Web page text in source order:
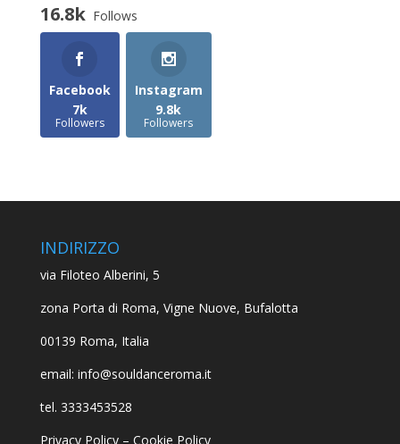
16.8k Follows
Facebook
7k
Followers
Instagram
9.8k
Followers
INDIRIZZO
via Filoteo Alberini, 5
zona Porta di Roma, Vigne Nuove, Bufalotta
00139 Roma, Italia
email: info@souldanceroma.it
tel. 3333453528
Privacy Policy– Cookie Policy